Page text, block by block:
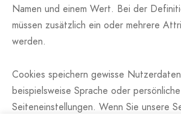
Namen und einem Wert. Bei der
müssen zusätzlich ein oder mehrere
werden.
Cookies speichern gewisse
beispielsweise Sprache oder persönliche
Seiteneinstellungen. Wenn Sie unsere